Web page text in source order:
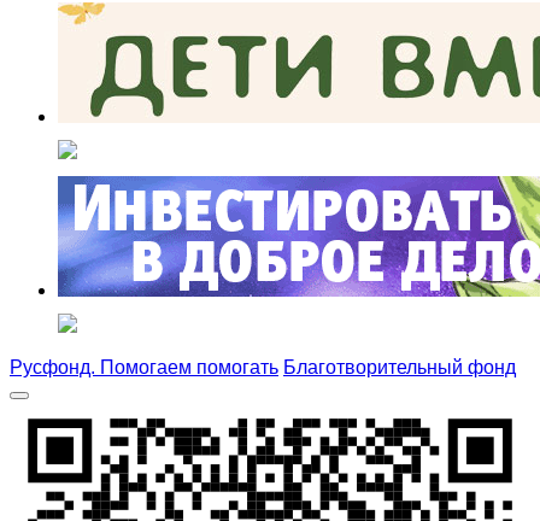
Русфонд. Помогаем помогать Благотворительный фонд